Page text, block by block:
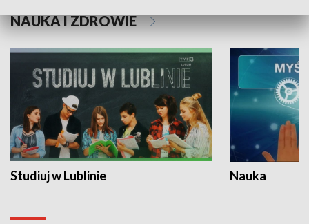
NAUKA I ZDROWIE
Studiuj w Lublinie Nauka